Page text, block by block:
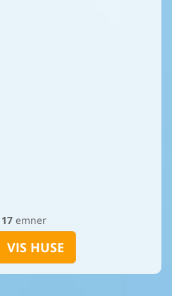
17 emner
VIS HUSE